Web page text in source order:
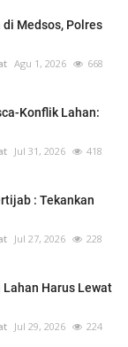
Medsos, Polres
Agu 1, 2026 668
Konflik Lahan:
Jul 31, 2026 418
: Tekankan
Jul 27, 2026 228
Harus Lewat
Jul 29, 2026 224